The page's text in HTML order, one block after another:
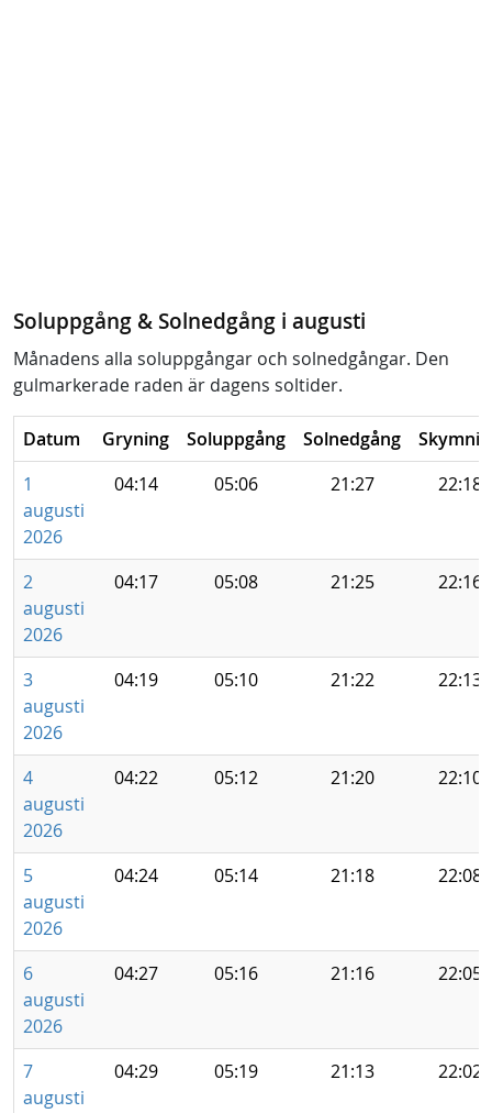
Soluppgång & Solnedgång i augusti
Månadens alla soluppgångar och solnedgångar. Den
gulmarkerade raden är dagens soltider.
Datum Gryning Soluppgång Solnedgång
1
augusti
2026
04:14 05:06 21:27 22:18
2
augusti
2026
04:17 05:08 21:25 22:16
3
augusti
2026
04:19 05:10 21:22 22:13
4
augusti
2026
04:22 05:12 21:20 22:10
5
augusti
2026
04:24 05:14 21:18 22:08
6
augusti
2026
04:27 05:16 21:16 22:05
7
augusti
04:29 05:19 21:13 22:02